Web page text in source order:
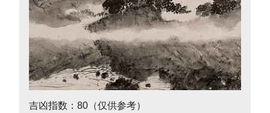
吉凶指数：80（仅供参考）